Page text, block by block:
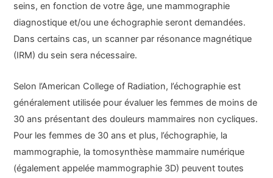
seins, en fonction de votre âge, une mammographie
diagnostique et/ou une échographie seront demandées.
Dans certains cas, un scanner par résonance magnétique
(IRM) du sein sera nécessaire.
Selon l’American College of Radiation, l’échographie est
généralement utilisée pour évaluer les femmes de moins de
30 ans présentant des douleurs mammaires non cycliques.
Pour les femmes de 30 ans et plus, l’échographie, la
mammographie, la tomosynthèse mammaire numérique
(également appelée mammographie 3D) peuvent toutes